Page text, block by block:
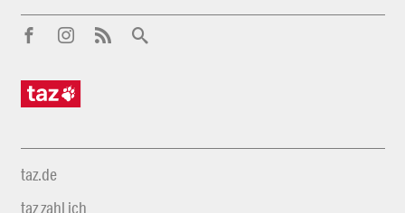
taz.de
taz zahl ich